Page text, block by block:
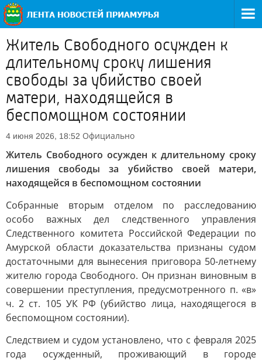
Житель Свободного осужден к
длительному сроку лишения
свободы за убийство своей
матери, находящейся в
беспомощном состоянии
4 июня 2026, 18:52 Официально
Житель Свободного осужден к длительному сроку
лишения свободы за убийство своей матери,
находящейся в беспомощном состоянии
Собранные вторым отделом по расследованию
особо важных дел следственного управления
Следственного комитета Российской Федерации по
Амурской области доказательства признаны судом
достаточными для вынесения приговора 50-летнему
жителю города Свободного. Он признан виновным в
совершении преступления, предусмотренного п. «в»
ч. 2 ст. 105 УК РФ (убийство лица, находящегося в
беспомощном состоянии).
Следствием и судом установлено, что с февраля 2025
года осужденный, проживающий в городе